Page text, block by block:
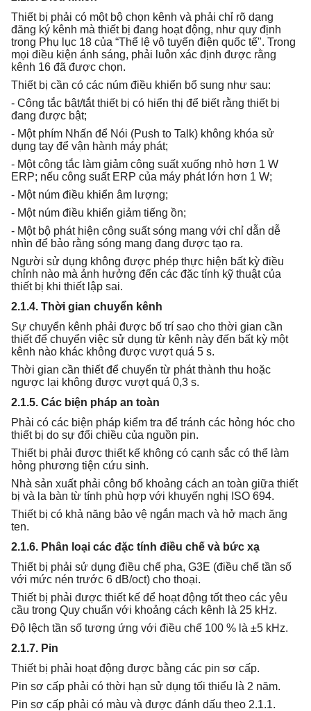
Thiết bị phải có một bộ chọn kênh và phải chỉ rõ dạng
đăng ký kênh mà thiết bị đang hoạt động, như quy định
trong Phụ lục 18 của “Thể lệ vô tuyến điện quốc tế". Trong
mọi điều kiện ánh sáng, phải luôn xác định được rằng
kênh 16 đã được chọn.
Thiết bị cần có các núm điều khiển bổ sung như sau:
- Công tắc bật/tắt thiết bị có hiển thị để biết rằng thiết bị
đang được bật;
- Một phím Nhấn để Nói (Push to Talk) không khóa sử
dụng tay để vận hành máy phát;
- Một công tắc làm giảm công suất xuống nhỏ hơn 1 W
ERP; nếu công suất ERP của máy phát lớn hơn 1 W;
- Một núm điều khiển âm lượng;
- Một núm điều khiển giảm tiếng ồn;
- Một bộ phát hiện công suất sóng mang với chỉ dẫn dễ
nhìn để bảo rằng sóng mang đang được tạo ra.
Người sử dụng không được phép thực hiện bất kỳ điều
chỉnh nào mà ảnh hưởng đến các đặc tính kỹ thuật của
thiết bị khi thiết lập sai.
2.1.4. Thời gian chuyển kênh
Sự chuyển kênh phải được bố trí sao cho thời gian cần
thiết để chuyển việc sử dụng từ kênh này đến bất kỳ một
kênh nào khác không được vượt quá 5 s.
Thời gian cần thiết để chuyển từ phát thành thu hoặc
ngược lại không được vượt quá 0,3 s.
2.1.5. Các biện pháp an toàn
Phải có các biện pháp kiểm tra để tránh các hỏng hóc cho
thiết bị do sự đổi chiều của nguồn pin.
Thiết bị phải được thiết kế không có cạnh sắc có thể làm
hỏng phương tiện cứu sinh.
Nhà sản xuất phải công bố khoảng cách an toàn giữa thiết
bị và la bàn từ tính phù hợp với khuyến nghị ISO 694.
Thiết bị có khả năng bảo vệ ngắn mạch và hở mạch ăng
ten.
2.1.6. Phân loại các đặc tính điều chế và bức xạ
Thiết bị phải sử dụng điều chế pha, G3E (điều chế tần số
với mức nén trước 6 dB/oct) cho thoại.
Thiết bị phải được thiết kế để hoạt động tốt theo các yêu
cầu trong Quy chuẩn với khoảng cách kênh là 25 kHz.
Độ lệch tần số tương ứng với điều chế 100 % là ±5 kHz.
2.1.7. Pin
Thiết bị phải hoạt động được bằng các pin sơ cấp.
Pin sơ cấp phải có thời hạn sử dụng tối thiểu là 2 năm.
Pin sơ cấp phải có màu và được đánh dấu theo 2.1.1.